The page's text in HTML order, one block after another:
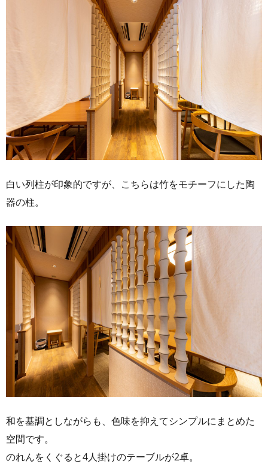
白い列柱が印象的ですが、こちらは竹をモチーフにした陶
器の柱。
和を基調としながらも、色味を抑えてシンプルにまとめた
空間です。
のれんをくぐると4人掛けのテーブルが2卓。